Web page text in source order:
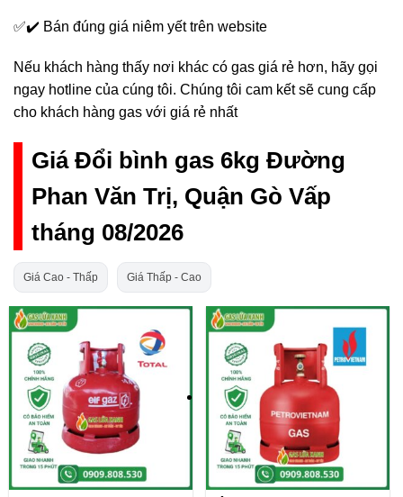
✅✔️ Bán đúng giá niêm yết trên website
Nếu khách hàng thấy nơi khác có gas giá rẻ hơn, hãy gọi
ngay hotline của cúng tôi. Chúng tôi cam kết sẽ cung cấp
cho khách hàng gas với giá rẻ nhất
Giá Đổi bình gas 6kg Đường
Phan Văn Trị, Quận Gò Vấp
tháng 08/2026
Giá Cao - Thấp Giá Thấp - Cao